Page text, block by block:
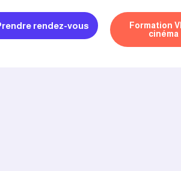
rendez-vous
Formation
cinéma